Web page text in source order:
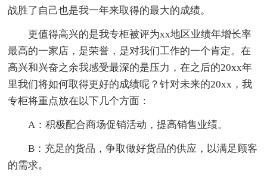
战胜了自己也是我一年来取得的最大的成绩。
更值得高兴的是我专柜被评为xx地区业绩年增长率
最高的一家店，是荣誉，是对我们工作的一个肯定。在
高兴和兴奋之余我感受最深的是压力，在之后的20xx年
里我们将如何取得更好的成绩呢？针对未来的20xx，我
专柜将重点放在以下几个方面：
A：积极配合商场促销活动，提高销售业绩。
B：充足的货品，争取做好货品的供应，以满足顾客
的需求。